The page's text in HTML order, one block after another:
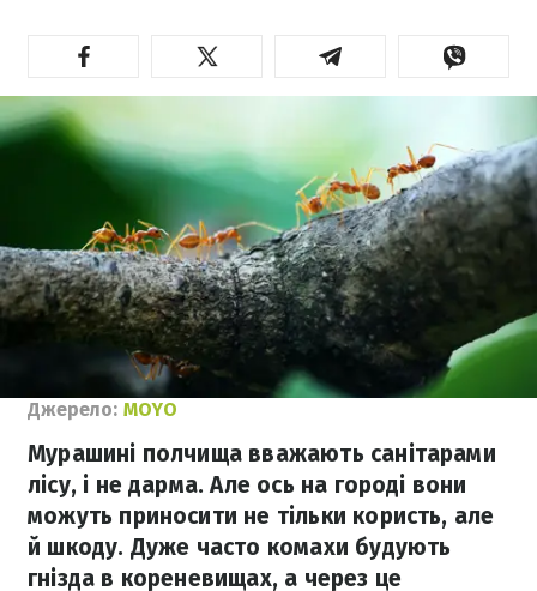
Джерело: MOYO
Мурашині полчища вважають санітарами
лісу, і не дарма. Але ось на городі вони
можуть приносити не тільки користь, але
й шкоду. Дуже часто комахи будують
гнізда в кореневищах, а через це